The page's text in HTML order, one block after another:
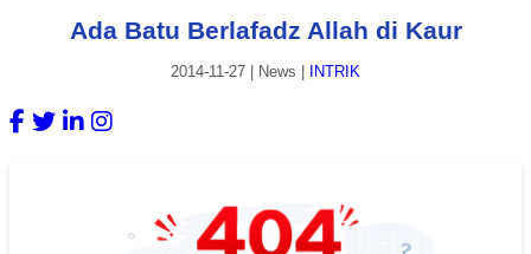
Ada Batu Berlafadz Allah di Kaur
2014-11-27 News INTRIK